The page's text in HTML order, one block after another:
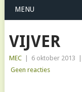
MENU
VIJVER
MEC 6 oktober 2013
Geen reacties